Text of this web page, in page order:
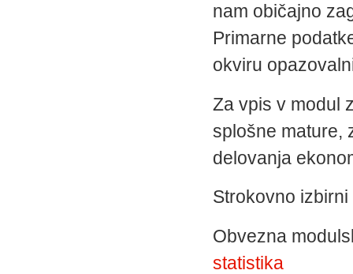
nam običajno
Primarne
okviru
Za vpis v modul
splošne mature,
delovanja
Strokovno
Obvezna
statistika